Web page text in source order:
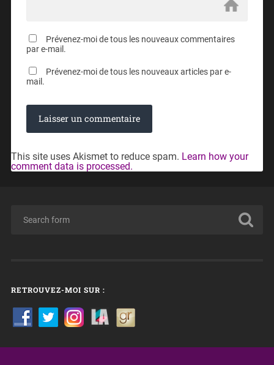
Prévenez-moi de tous les nouveaux commentaires
par e-mail.
Prévenez-moi de tous les nouveaux articles par e-
mail.
This site uses Akismet to reduce spam. Learn how your
comment data is processed.
RETROUVEZ-MOI SUR :